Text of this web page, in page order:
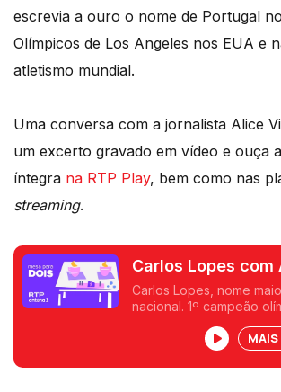
escrevia a ouro o nome de Portugal
Olímpicos de Los Angeles nos EUA e
atletismo mundial.
Uma conversa com a jornalista Alice
um excerto gravado em vídeo e ouça
íntegra na RTP Play, bem como nas
streaming.
Carlos Lopes
Carlos Lopes, nome
nacional. 1º campeão
Portugal nos Jogos
Angeles nos EUA e na
atletismo mundial.